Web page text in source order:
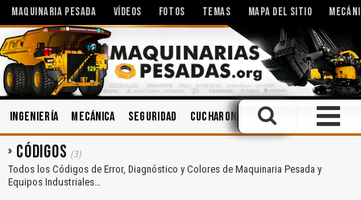
MAQUINARIA PESADA VÍDEOS FOTOS TEMAS MAPA DEL SITIO
Ingeniería Mecánica Seguridad Cucharones Caja de Cambios
CÓDIGOS (3)
Todos los Códigos de Error, Diagnóstico y Colores de Maquinaria Pesada y
Equipos Industriales…